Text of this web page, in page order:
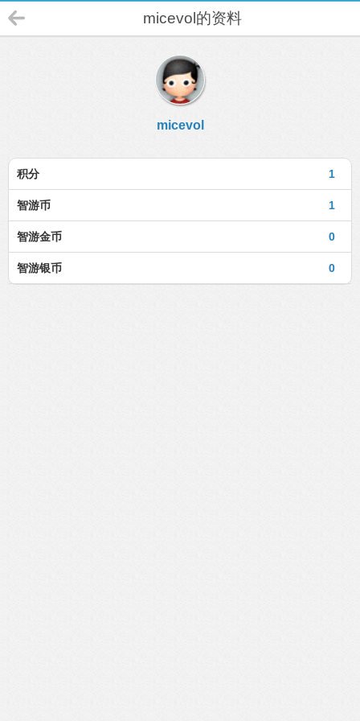
micevol的资料
micevol
1
积分
1
智游币
0
智游金币
0
智游银币